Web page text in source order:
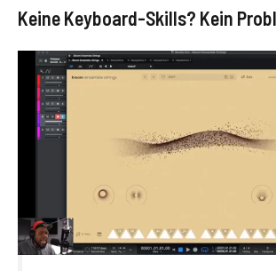
Keine Keyboard-Skills? Kein